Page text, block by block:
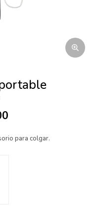
para colgar.